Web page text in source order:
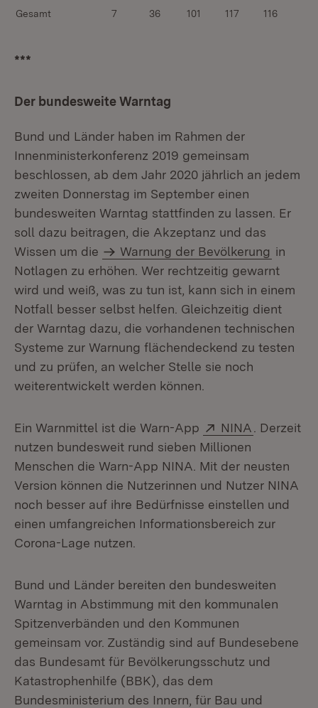
Gesamt 7 36 101 117 116
***
Der bundesweite Warntag
Bund und Länder haben im Rahmen der
Innenministerkonferenz 2019 gemeinsam
beschlossen, ab dem Jahr 2020 jährlich an jedem
zweiten Donnerstag im September einen
bundesweiten Warntag stattfinden zu lassen. Er
soll dazu beitragen, die Akzeptanz und das
Wissen um die
Warnung der Bevölkerung in
Notlagen zu erhöhen. Wer rechtzeitig gewarnt
wird und weiß, was zu tun ist, kann sich in einem
Notfall besser selbst helfen. Gleichzeitig dient
der Warntag dazu, die vorhandenen technischen
Systeme zur Warnung flächendeckend zu testen
und zu prüfen, an welcher Stelle sie noch
weiterentwickelt werden können.
Ein Warnmittel ist die Warn-App Extern:
NINA (Öffnet in
. Derzeit
nutzen bundesweit rund sieben Millionen
Menschen die Warn-App NINA. Mit der neusten
Version können die Nutzerinnen und Nutzer NINA
noch besser auf ihre Bedürfnisse einstellen und
einen umfangreichen Informationsbereich zur
Corona-Lage nutzen.
Bund und Länder bereiten den bundesweiten
Warntag in Abstimmung mit den kommunalen
Spitzenverbänden und den Kommunen
gemeinsam vor. Zuständig sind auf Bundesebene
das Bundesamt für Bevölkerungsschutz und
Katastrophenhilfe (BBK), das dem
Bundesministerium des Innern, für Bau und